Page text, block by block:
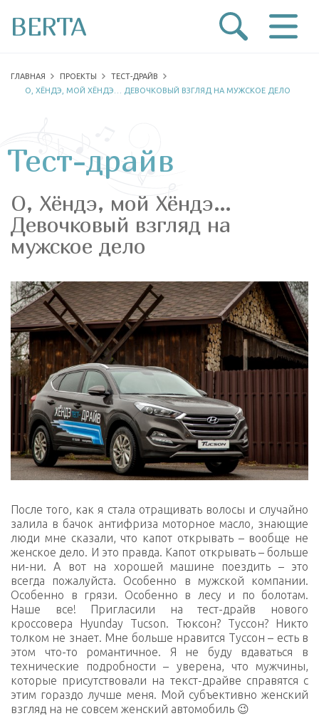
BERTA
ГЛАВНАЯ ПРОЕКТЫ
ТЕСТ-ДРАЙВ
О, ХЁНДЭ, МОЙ ХЁНДЭ… ДЕВОЧКОВЫЙ ВЗГЛЯД НА МУЖСКОЕ ДЕЛО
Тест-драйв
О, Хёндэ, мой Хёндэ…
Девочковый взгляд на
мужское дело
После того, как я стала отращивать волосы и случайно
залила в бачок антифриза моторное масло, знающие
люди мне сказали, что капот открывать – вообще не
женское дело. И это правда. Капот открывать – больше
ни-ни. А вот на хорошей машине поездить – это
всегда пожалуйста. Особенно в мужской компании.
Особенно в грязи. Особенно в лесу и по болотам.
Наше все! Пригласили на тест-драйв нового
кроссовера Hyunday Tucson. Тюксон? Туссон? Никто
толком не знает. Мне больше нравится Туссон – есть в
этом что-то романтичное. Я не буду вдаваться в
технические подробности – уверена, что мужчины,
которые присутствовали на текст-драйве справятся с
этим гораздо лучше меня. Мой субъективно женский
взгляд на не совсем женский автомобиль 😉